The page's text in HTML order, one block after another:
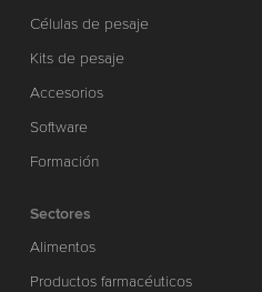
Células de pesaje
Kits de pesaje
Accesorios
Software
Formación
Sectores
Alimentos
Productos farmacéuticos